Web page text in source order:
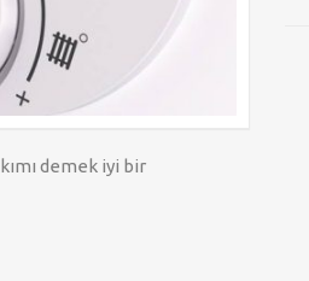
demek iyi bir